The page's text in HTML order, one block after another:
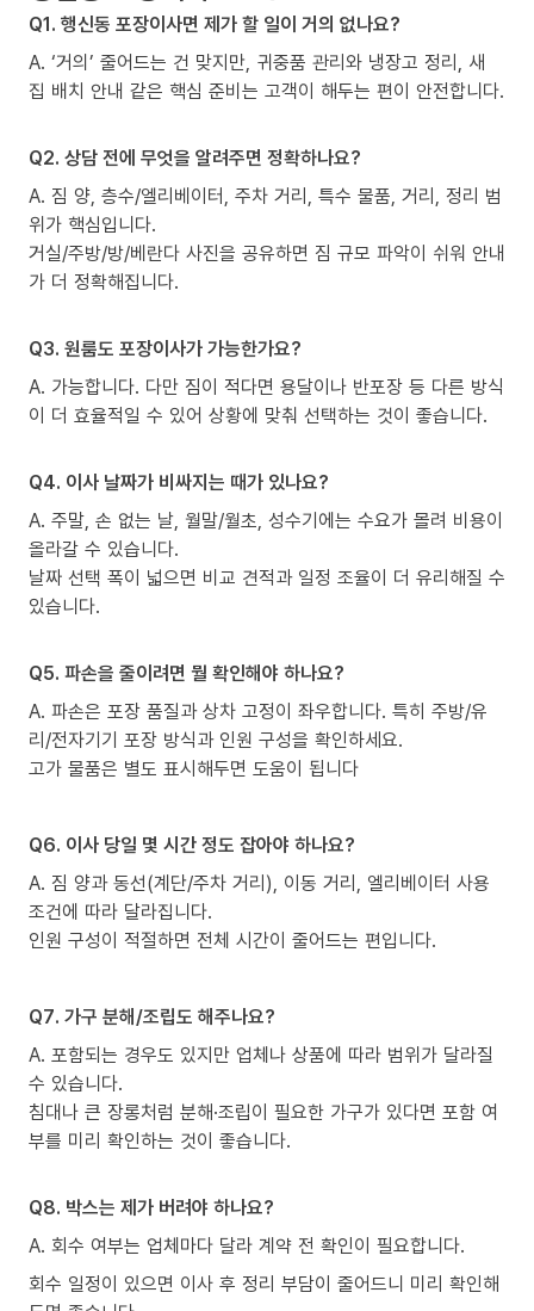
Q1. 행신동 포장이사면 제가 할 일이 거의 없나요?
A. ‘거의’ 줄어드는 건 맞지만, 귀중품 관리와 냉장고 정리, 새
집 배치 안내 같은 핵심 준비는 고객이 해두는 편이 안전합니다.
Q2. 상담 전에 무엇을 알려주면 정확하나요?
A. 짐 양, 층수/엘리베이터, 주차 거리, 특수 물품, 거리, 정리 범
위가 핵심입니다.
거실/주방/방/베란다 사진을 공유하면 짐 규모 파악이 쉬워 안내
가 더 정확해집니다.
Q3. 원룸도 포장이사가 가능한가요?
A. 가능합니다. 다만 짐이 적다면 용달이나 반포장 등 다른 방식
이 더 효율적일 수 있어 상황에 맞춰 선택하는 것이 좋습니다.
Q4. 이사 날짜가 비싸지는 때가 있나요?
A. 주말, 손 없는 날, 월말/월초, 성수기에는 수요가 몰려 비용이
올라갈 수 있습니다.
날짜 선택 폭이 넓으면 비교 견적과 일정 조율이 더 유리해질 수
있습니다.
Q5. 파손을 줄이려면 뭘 확인해야 하나요?
A. 파손은 포장 품질과 상차 고정이 좌우합니다. 특히 주방/유
리/전자기기 포장 방식과 인원 구성을 확인하세요.
고가 물품은 별도 표시해두면 도움이 됩니다
Q6. 이사 당일 몇 시간 정도 잡아야 하나요?
A. 짐 양과 동선(계단/주차 거리), 이동 거리, 엘리베이터 사용
조건에 따라 달라집니다.
인원 구성이 적절하면 전체 시간이 줄어드는 편입니다.
Q7. 가구 분해/조립도 해주나요?
A. 포함되는 경우도 있지만 업체나 상품에 따라 범위가 달라질
수 있습니다.
침대나 큰 장롱처럼 분해·조립이 필요한 가구가 있다면 포함 여
부를 미리 확인하는 것이 좋습니다.
Q8. 박스는 제가 버려야 하나요?
A. 회수 여부는 업체마다 달라 계약 전 확인이 필요합니다.
회수 일정이 있으면 이사 후 정리 부담이 줄어드니 미리 확인해